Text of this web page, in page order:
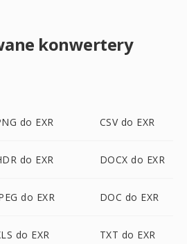
konwertery
do EXR CSV do EXR
do EXR DOCX do EXR
do EXR DOC do EXR
do EXR TXT do EXR